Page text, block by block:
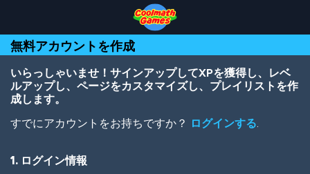
Top
of
Page
Navigation
Main
Content
Footer
ン
コ
ン
移
無料アカウントを作成
いらっしゃいませ！サインアップしてXPを獲得し、レベ
ルアップし、ページをカスタマイズし、プレイリストを作
成します。
すでにアカウントをお持ちですか？ ログインする.
1. ログイン情報